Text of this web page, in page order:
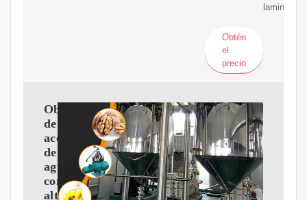
lamina
Obtén
el
precio
Obtención
de
aceite
de
aguacate
con
alto